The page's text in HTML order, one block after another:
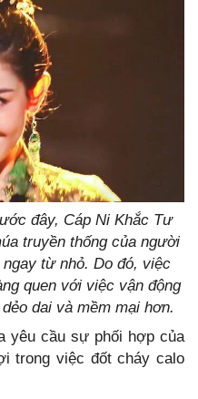
đây, Cáp Ni Khắc Tư
truyền thống của người
từ nhỏ. Do đó, việc
quen với việc vận động
dai và mềm mại hơn.
yêu cầu sự phối hợp của
trong việc đốt cháy calo